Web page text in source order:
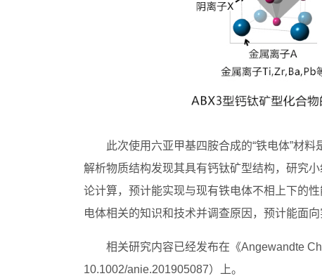
此次使用六亚甲基四胺合成的“铁电体”材
解析物质结构发现其具有钙钛矿型结构，研究
论计算，预计能实现与现有铁电体不相上下的
电体相关的知识和技术并调查原因，预计能面向
相关研究内容已经发布在《Angewandte
10.1002/anie.201905087）上。